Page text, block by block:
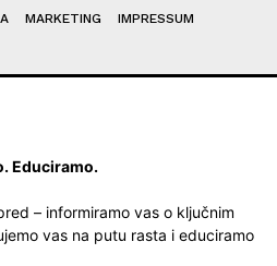
MARKETING
IMPRESSUM
Educiramo.
– informiramo vas o ključnim
vas na putu rasta i educiramo